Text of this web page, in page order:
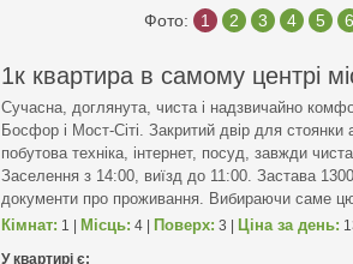
Фото: 1 2 3 4 5 6
1к квартира в самому центрі
Сучасна, доглянута, чиста і надзвичайно
Босфор і Мост-Сіті. Закритий двір для
побутова техніка, інтернет, посуд, завжди
Заселення з 14:00, виїзд до 11:00. Застава
документи про проживання. Вибираючи саме
Кімнат: 1 | Місць: 4 | Поверх: 3 | Ціна за день:
У квартирі є: